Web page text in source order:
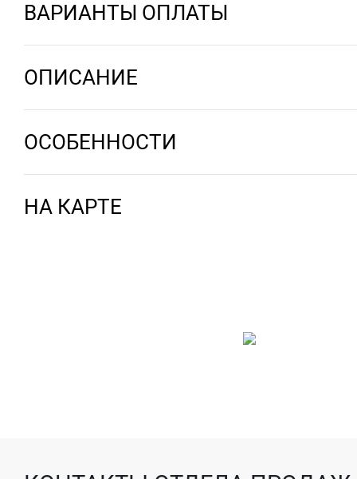
ВАРИАНТЫ ОПЛАТЫ
ОПИСАНИЕ
ОСОБЕННОСТИ
НА КАРТЕ